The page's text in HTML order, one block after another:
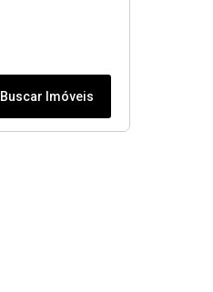
Buscar Imóveis